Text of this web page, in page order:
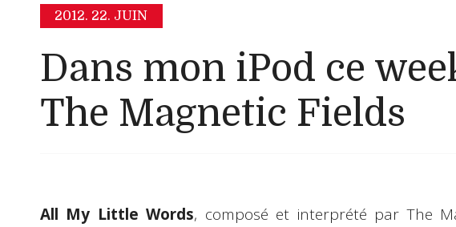
2012. 22. JUIN
Dans mon iPod ce
The Magnetic Fields
All My Little Words, composé et interprété par The